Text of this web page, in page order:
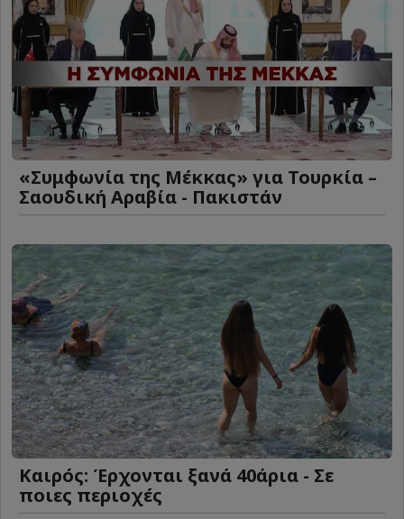
«Συμφωνία της Μέκκας» για Τουρκία –
Σαουδική Αραβία - Πακιστάν
Καιρός: Έρχονται ξανά 40άρια - Σε
ποιες περιοχές